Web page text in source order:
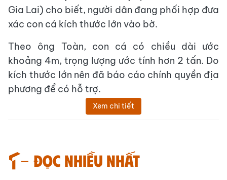
Gia Lai) cho biết, người dân đang phối hợp đưa
xác con cá kích thước lớn vào bờ.
Theo ông Toàn, con cá có chiều dài ước
khoảng 4m, trọng lượng ước tính hơn 2 tấn. Do
kích thước lớn nên đã báo cáo chính quyền địa
phương để có hỗ trợ.
Xem chi tiết
Đọc nhiều nhất